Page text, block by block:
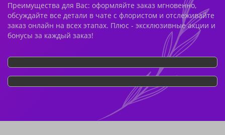
Преимущества для Вас: оформляйте заказ мгновенно,
обсуждайте все детали в чате с флористом и отслеживайте
заказ онлайн на всех этапах. Плюс - эксклюзивные акции и
бонусы за каждый заказ!